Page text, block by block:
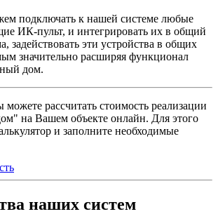
подключать к нашей системе любые
ИК-пульт, и интегрировать их в общий
задействовать эти устройства в общих
значительно расширяя функционал
дом.
рассчитать стоимость реализации
на Вашем объекте онлайн. Для этого
и заполните необходимые
наших систем